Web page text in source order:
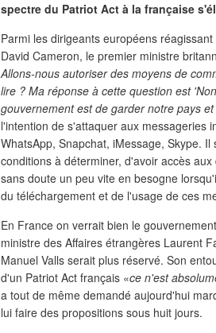
spectre du Patriot Act à la française
Parmi les dirigeants européens
David Cameron, le premier ministre
Allons-nous autoriser des moyens de
lire ? Ma réponse à cette question est
gouvernement est de garder notre pays
l'intention de s'attaquer aux messageries
WhatsApp, Snapchat, iMessage, Skype.
conditions à déterminer, d'avoir accès
sans doute un peu vite en besogne
du téléchargement et de l'usage de ces
En France on verrait bien le
ministre des Affaires étrangères Laurent
Manuel Valls serait plus réservé. Son
d'un Patriot Act français «ce n'est
a tout de même demandé aujourd'hui
lui faire des propositions sous huit jours.